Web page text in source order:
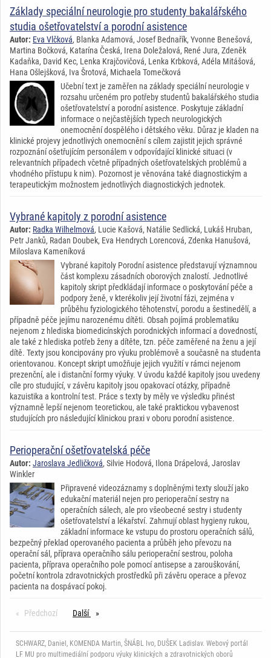
Základy speciální neurologie pro studenty bakalářského
studia ošetřovatelství a porodní asistence
Autor: Eva Vlčková, Blanka Adamová, Josef Bednařík, Yvonne Benešová,
Martina Bočková, Katarína Česká, Irena Doležalová, René Jura, Zdeněk
Kadaňka, David Kec, Lenka Krajčovičová, Lenka Krbková, Adéla Mitášová,
Hana Ošlejšková, Iva Šrotová, Michaela Tomečková
Učební text je zaměřen na základy speciální neurologie v
rozsahu určeném pro potřeby studentů bakalářského studia
ošetřovatelství a porodní asistence. Poskytuje základní
informace o nejčastějších typech neurologických
onemocnění dospělého i dětského věku. Důraz je kladen na
klinické projevy jednotlivých onemocnění s cílem zajistit jejich správné
rozpoznání ošetřujícím personálem v odpovídající klinické situaci (v
relevantních případech včetně případných ošetřovatelských problémů a
vhodného přístupu k nim). Pozornost je věnována také diagnostickým a
terapeutickým možnostem jednotlivých diagnostických jednotek.
Vybrané kapitoly z porodní asistence
Autor: Radka Wilhelmová, Lucie Kašová, Natálie Sedlická, Lukáš Hruban,
Petr Janků, Radan Doubek, Eva Hendrych Lorencová, Zdenka Hanušová,
Miloslava Kameníková
Vybrané kapitoly Porodní asistence představují významnou
část komplexu zásadních oborových znalostí. Jednotlivé
kapitoly skript předkládají informace o poskytování péče a
podpory ženě, v kterékoliv její životní fázi, zejména v
průběhu fyziologického těhotenství, porodu a šestinedělí, a
případně péče jejímu narozenému dítěti. Obsah pojímá problematiku
nejenom z hlediska biomedicínských porodnických informací a dovedností,
ale také z hlediska potřeb ženy a dítěte, tzn. péče zaměřené na ženu a její
dítě. Texty jsou koncipovány pro výuku problémově a současně na studenta
orientovanou. Koncept skript umožňuje jejich využití v rámci nejenom
prezenční, ale i distanční formy výuky. V úvodu každé kapitoly jsou uvedeny
cíle pro studující, v závěru kapitoly jsou opakovací otázky, případně
kazuistika a kontrolní test. Práce s texty by měly ve výsledku přinést
významně lepší nejenom teoretickou, ale také praktickou vybavenost
studujících pro následující klinickou praxi v oboru porodní asistence.
Perioperační ošetřovatelská péče
Autor: Jaroslava Jedličková, Silvie Hodová, Ilona Drápelová, Jaroslav
Winkler
Připravené videozáznamy s doplněnými texty slouží jako
edukační materiál nejen pro perioperační sestry na
operačních sálech, ale pro všeobecné sestry i studenty
ošetřovatelství a lékařství. Zahrnují oblast hygieny rukou,
základní informace ke vstupu do prostoru operačních sálů,
bezpečný překlad operovaného pacienta a průběh jeho převozu na
operační sál, příprava operačního sálu perioperační sestrou, poloha
pacienta, příprava operačního pole pomocí antisepse a zarouškování,
početní kontrola zdravotnických prostředků při závěru operace a převoz
pacienta na dospávací pokoj.
Předchozí stránkaDalší stránka
SCHWARZ, Daniel, KOMENDA Martin, ŠNÁBL Ivo, DUŠEK Ladislav. Webový portál
LF MU pro multimediální podporu výuky klinických a zdravotnických oborů